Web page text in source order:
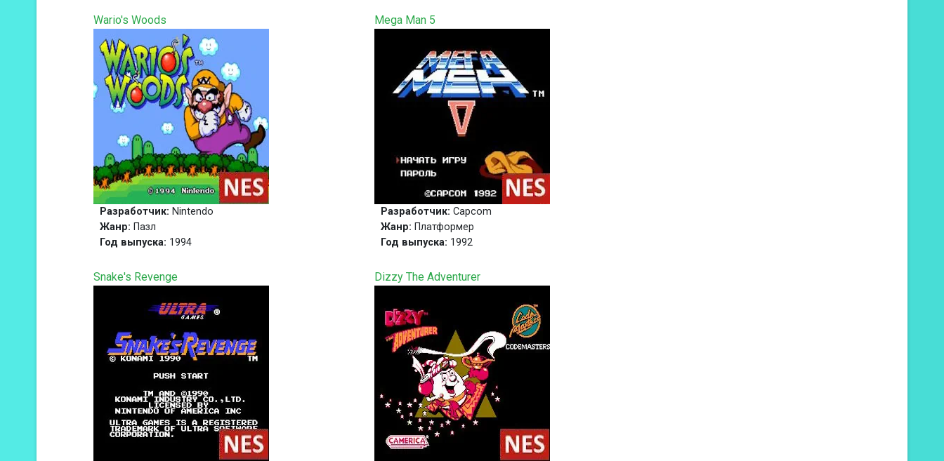
Wario's Woods
Разработчик: Nintendo
Жанр: Пазл
Год выпуска: 1994
Mega Man 5
Разработчик: Capcom
Жанр: Платформер
Год выпуска: 1992
Snake's Revenge Dizzy The Adventurer